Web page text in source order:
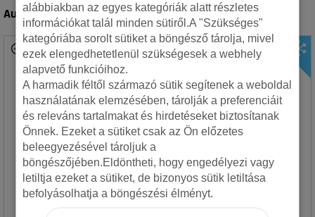
Autec 5x120 6.5x16 ET44 65.1 Kiso-s-Alufelni
alábbiakban az egyes kategóriák alatt részletes
információkat talál minden sütiről.A "Szükséges"
kategóriába sorolt sütiket a böngésző tárolja, mivel
ezek elengedhetetlenül szükségesek a webhely
alapvető funkcióihoz.
A harmadik féltől származó sütik segítenek a weboldal
használatának elemzésében, tárolják a preferenciáit
és releváns tartalmakat és hirdetéseket biztosítanak
Önnek. Ezeket a sütiket csak az Ön előzetes
beleegyezésével tároljuk a
böngészőjében.Eldöntheti, hogy engedélyezi vagy
letiltja ezeket a sütiket, de bizonyos sütik letiltása
befolyásolhatja a böngészési élményt.